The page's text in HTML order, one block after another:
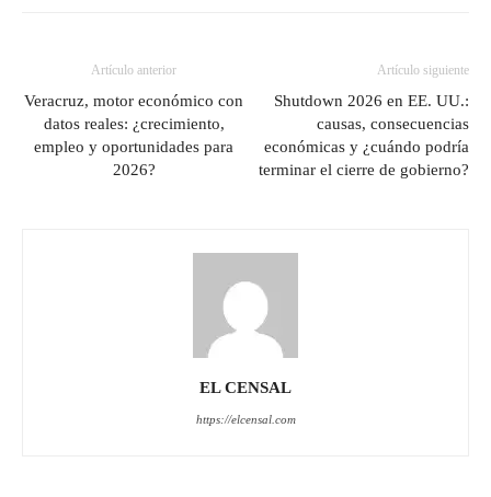
Artículo anterior
Veracruz, motor económico con
datos reales: ¿crecimiento,
empleo y oportunidades para
2026?
Artículo siguiente
Shutdown 2026 en EE. UU.:
causas, consecuencias
económicas y ¿cuándo podría
terminar el cierre de gobierno?
EL CENSAL
https://elcensal.com